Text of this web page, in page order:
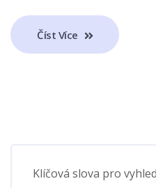
Číst Více